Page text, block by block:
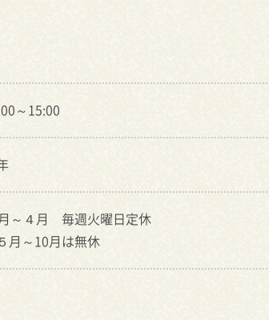
～15:00
～４月 毎週火曜日定休
月～10月は無休